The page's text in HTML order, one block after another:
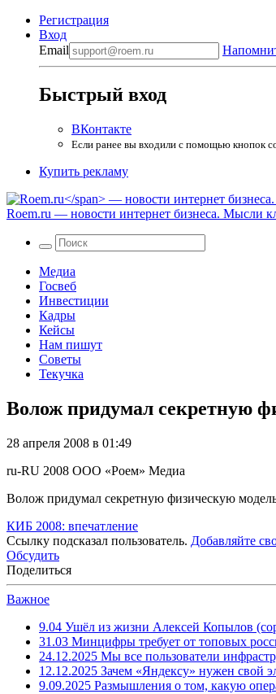
Регистрация
Вход
Email
Быстрый вход
ВКонтакте
Если ранее вы входили с помощью кнопок
Купить рекламу
Roem.ru — новости интернет бизнеса. Мысли
Медиа
Госвеб
Инвестиции
Кадры
Кейсы
Нам пишут
Советы
Текучка
Волож придумал секретную
28 апреля 2008 в 01:49
ru-RU 2008 ООО «Роем» Медиа
Волож придумал секретную физическую
КИБ 2008: впечатление
Ссылку подсказал пользователь. Добавляйте
Обсудить
Поделиться
Важное
9.04 Ушёл из жизни Алексей Копылов
31.03 Минцифры требует от топовых
24.12.2025 Мы все пользователи
12.12.2025 Зачем «Яндексу» нужен свой
9.09.2025 Размышления о том, какую